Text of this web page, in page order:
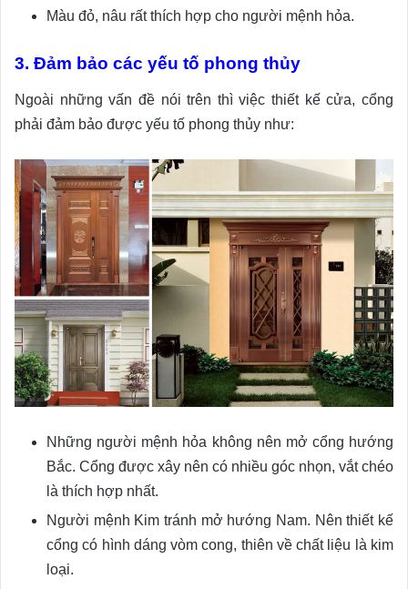
Màu đỏ, nâu rất thích hợp cho người mệnh hỏa.
3. Đảm bảo các yếu tố phong thủy
Ngoài những vấn đề nói trên thì việc thiết kế cửa, cổng
phải đảm bảo được yếu tố phong thủy như:
Những người mệnh hỏa không nên mở cổng hướng
Bắc. Cổng được xây nên có nhiều góc nhọn, vắt chéo
là thích hợp nhất.
Người mệnh Kim tránh mở hướng Nam. Nên thiết kế
cổng có hình dáng vòm cong, thiên về chất liệu là kim
loại.